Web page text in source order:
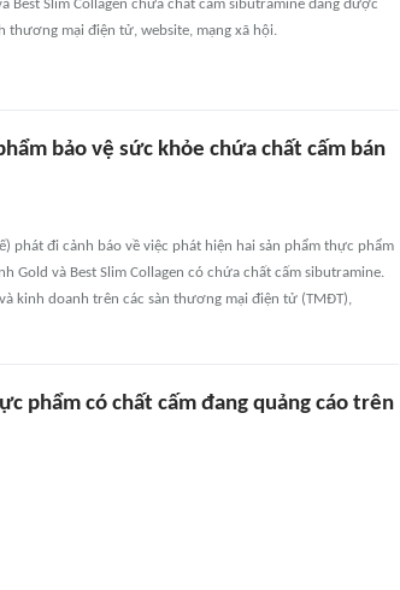
Best Slim Collagen chứa chất cấm sibutramine đang được
thương mại điện tử, website, mạng xã hội.
bảo vệ sức khỏe chứa chất cấm bán
phát đi cảnh báo về việc phát hiện hai sản phẩm thực phẩm
Gold và Best Slim Collagen có chứa chất cấm sibutramine.
kinh doanh trên các sàn thương mại điện tử (TMĐT),
phẩm có chất cấm đang quảng cáo trên